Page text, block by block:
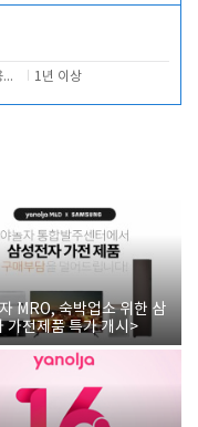
호텔객실 및 공용시설 청소 관리 1년 이상
MRO, 숙박업소 위한 삼
가전제품 특가 개시>